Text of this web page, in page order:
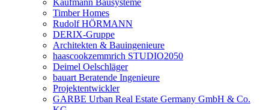
Kaufmann Bausysteme
Timber Homes
Rudolf HÖRMANN
DERIX-Gruppe
Architekten & Bauingenieure
haascookzemmrich STUDIO2050
Deimel Oelschläger
bauart Beratende Ingenieure
Projektentwickler
GARBE Urban Real Estate Germany GmbH & Co.